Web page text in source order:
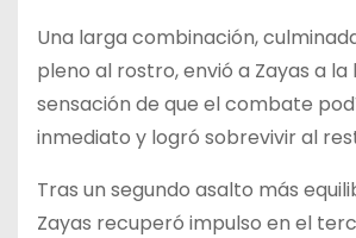
Una larga combinación,
pleno al rostro, envió a Zayas a
sensación de que el combate
inmediato y logró sobrevivir al
Tras un segundo asalto más
Zayas recuperó impulso en el